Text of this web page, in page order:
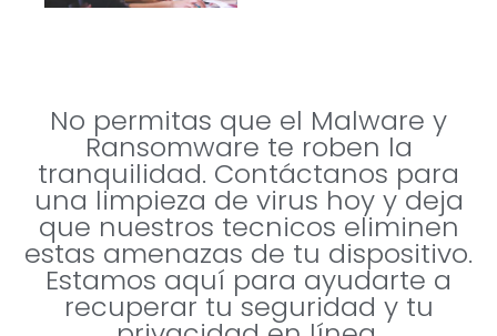
No permitas que el Malware y
Ransomware te roben la
tranquilidad. Contáctanos para
una limpieza de virus hoy y deja
que nuestros tecnicos eliminen
estas amenazas de tu dispositivo.
Estamos aquí para ayudarte a
recuperar tu seguridad y tu